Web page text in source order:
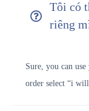
Tôi có
riêng
Sure, you can
order select “i